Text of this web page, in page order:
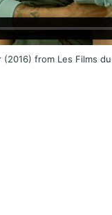
(2016) from Les Films